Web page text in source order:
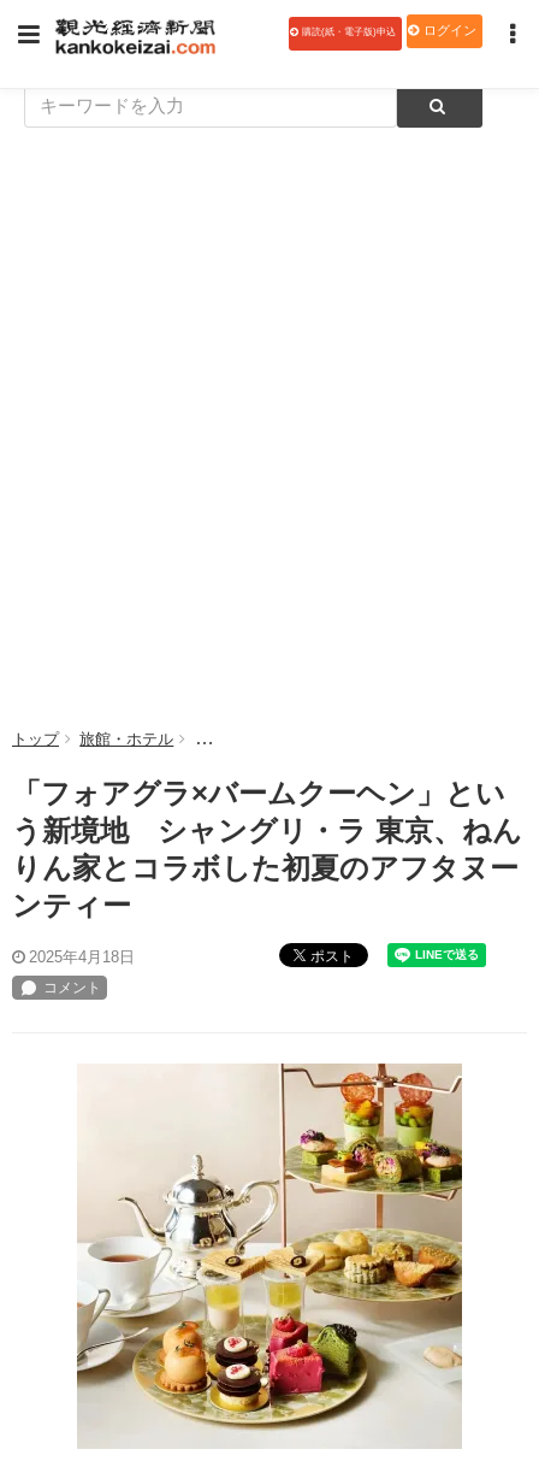
購読(紙・電子版)申込 ログイン
トップ 旅館・ホテル 「フォアグラ×バームクーヘン」という新境地
「フォアグラ×バームクーヘン」とい
う新境地 シャングリ・ラ 東京、ねん
りん家とコラボした初夏のアフタヌー
ンティー
2025年4月18日 ポスト